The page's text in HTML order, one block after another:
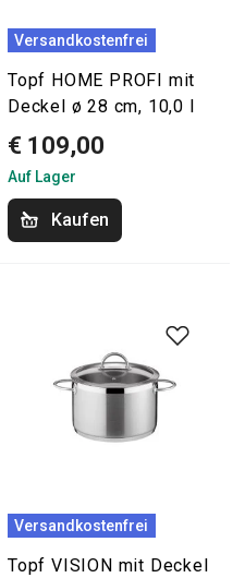
Versandkostenfrei
Topf HOME PROFI mit
Deckel ø 28 cm, 10,0 l
€ 109,00
Auf Lager
Kaufen
Versandkostenfrei
Topf VISION mit Deckel